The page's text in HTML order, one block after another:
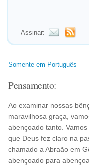
Assinar:
Somente em Português
Pensamento:
Ao examinar nossas
maravilhosa graça,
abençoado tanto.
que Deus fez claro na
chamado a Abraão em
abençoado para